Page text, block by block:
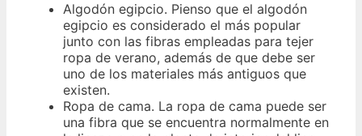
Algodón egipcio. Pienso que el algodón
egipcio es considerado el más popular
junto con las fibras empleadas para tejer
ropa de verano, además de que debe ser
uno de los materiales más antiguos que
existen.
Ropa de cama. La ropa de cama puede ser
una fibra que se encuentra normalmente en